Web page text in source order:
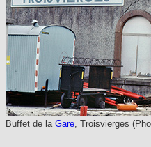
Buffet de la Gare, Troisvierges